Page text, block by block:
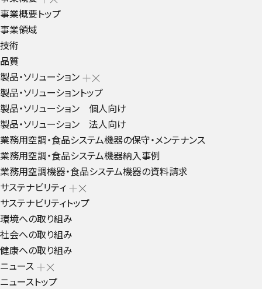
事業概要トップ
事業領域
技術
品質
製品・ソリューション
製品・ソリューショントップ
製品・ソリューション 個人向け
製品・ソリューション 法人向け
業務用空調・食品システム機器の保守・メンテナンス
業務用空調・食品システム機器納入事例
業務用空調機器・食品システム機器の資料請求
サステナビリティ
サステナビリティトップ
環境への取り組み
社会への取り組み
健康への取り組み
ニュース
ニューストップ